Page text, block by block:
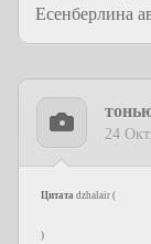
Есенберлина
24
Цитата dzhalair (
)